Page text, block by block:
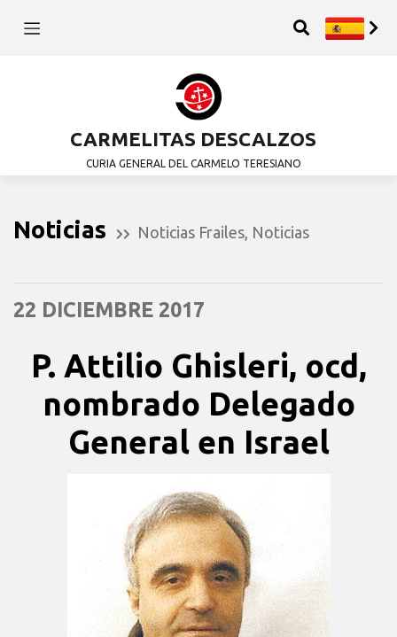
CARMELITAS DESCALZOS
CURIA GENERAL DEL CARMELO TERESIANO
Noticias Noticias Frailes Noticias
22 DICIEMBRE 2017
P. Attilio Ghisleri, ocd,
nombrado Delegado
General en Israel